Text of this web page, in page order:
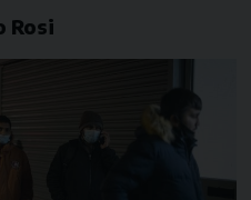
Rosi